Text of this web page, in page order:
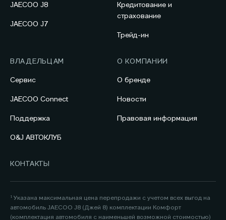
JAECOO J8
JAECOO J7
Кредитование и
страхование
Трейд-ин
ВЛАДЕЛЬЦАМ
Сервис
JAECOO Connect
Поддержка
O&J АВТОКЛУБ
О КОМПАНИИ
О бренде
Новости
Правовая информация
КОНТАКТЫ
¹ Указана максимальная цена перепродажи с учетом всех выгод на
автомобиль JAECOO J8 (Джей 8) комплектации Комфорт
(комплектация автомобиля с наименьшей возможной стоимостью)